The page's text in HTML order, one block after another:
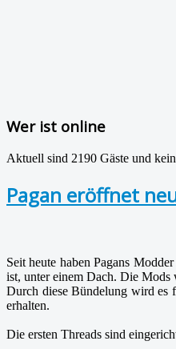
Wer ist online
Aktuell sind 2190 Gäste und
Pagan eröffnet
Seit heute haben Pagans
ist, unter einem Dach. Die Mods
Durch diese Bündelung wird es
erhalten.
Die ersten Threads sind